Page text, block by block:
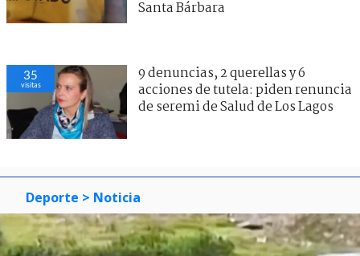
Santa Bárbara
35
visitas
9 denuncias, 2 querellas y 6
acciones de tutela: piden renuncia
de seremi de Salud de Los Lagos
Deporte > Noticia